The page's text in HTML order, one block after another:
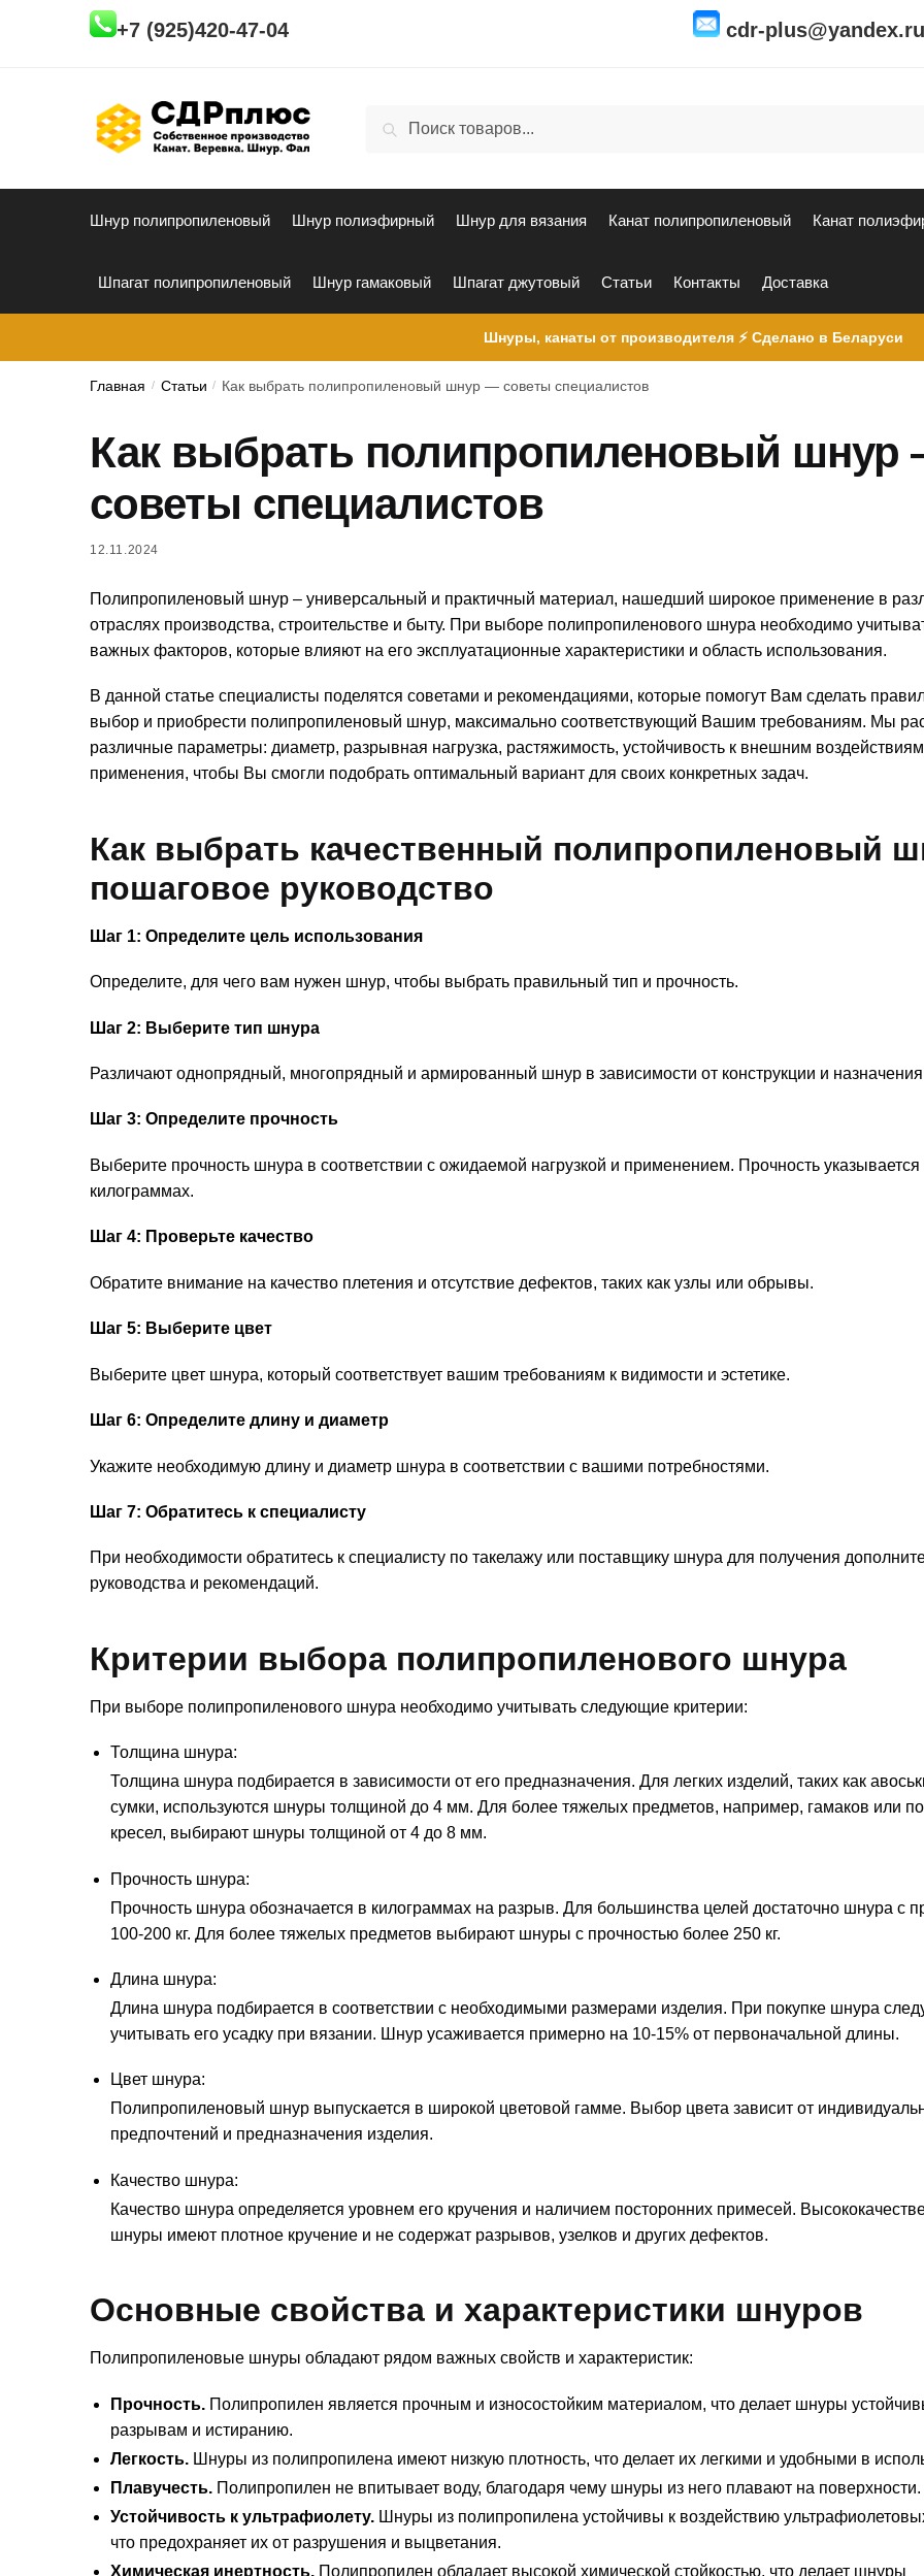
+7 (925)420-47-04 cdr-plus@yandex.ru
Поиск
Шнур полипропиленовый Шнур полиэфирный Шнур для вязания Канат полипропиленовый Канат
Шпагат полипропиленовый Шнур гамаковый Шпагат джутовый Статьи Контакты Доставка
Шнуры, канаты от производителя ⚡ Сделано в Беларуси
Главная / Статьи / Как выбрать полипропиленовый шнур — советы специалистов
Как выбрать полипропиленовый шнур
советы специалистов
12.11.2024
Полипропиленовый шнур – универсальный и практичный материал, нашедший широкое применение в
отраслях производства, строительстве и быту. При выборе полипропиленового шнура необходимо
важных факторов, которые влияют на его эксплуатационные характеристики и область использования.
В данной статье специалисты поделятся советами и рекомендациями, которые помогут Вам сделать
выбор и приобрести полипропиленовый шнур, максимально соответствующий Вашим требованиям. Мы
различные параметры: диаметр, разрывная нагрузка, растяжимость, устойчивость к внешним
применения, чтобы Вы смогли подобрать оптимальный вариант для своих конкретных задач.
Как выбрать качественный полипропиленовый
пошаговое руководство
Шаг 1: Определите цель использования
Определите, для чего вам нужен шнур, чтобы выбрать правильный тип и прочность.
Шаг 2: Выберите тип шнура
Различают однопрядный, многопрядный и армированный шнур в зависимости от конструкции и
Шаг 3: Определите прочность
Выберите прочность шнура в соответствии с ожидаемой нагрузкой и применением. Прочность указывается
килограммах.
Шаг 4: Проверьте качество
Обратите внимание на качество плетения и отсутствие дефектов, таких как узлы или обрывы.
Шаг 5: Выберите цвет
Выберите цвет шнура, который соответствует вашим требованиям к видимости и эстетике.
Шаг 6: Определите длину и диаметр
Укажите необходимую длину и диаметр шнура в соответствии с вашими потребностями.
Шаг 7: Обратитесь к специалисту
При необходимости обратитесь к специалисту по такелажу или поставщику шнура для получения
руководства и рекомендаций.
Критерии выбора полипропиленового шнура
При выборе полипропиленового шнура необходимо учитывать следующие критерии:
Толщина шнура:
Толщина шнура подбирается в зависимости от его предназначения. Для легких изделий, таких как
сумки, используются шнуры толщиной до 4 мм. Для более тяжелых предметов, например, гамаков или
кресел, выбирают шнуры толщиной от 4 до 8 мм.
Прочность шнура:
Прочность шнура обозначается в килограммах на разрыв. Для большинства целей достаточно шнура с
100-200 кг. Для более тяжелых предметов выбирают шнуры с прочностью более 250 кг.
Длина шнура:
Длина шнура подбирается в соответствии с необходимыми размерами изделия. При покупке шнура
учитывать его усадку при вязании. Шнур усаживается примерно на 10-15% от первоначальной длины.
Цвет шнура:
Полипропиленовый шнур выпускается в широкой цветовой гамме. Выбор цвета зависит от
предпочтений и предназначения изделия.
Качество шнура:
Качество шнура определяется уровнем его кручения и наличием посторонних примесей.
шнуры имеют плотное кручение и не содержат разрывов, узелков и других дефектов.
Основные свойства и характеристики шнуров
Полипропиленовые шнуры обладают рядом важных свойств и характеристик:
Прочность. Полипропилен является прочным и износостойким материалом, что делает шнуры
разрывам и истиранию.
Легкость. Шнуры из полипропилена имеют низкую плотность, что делает их легкими и удобными в
Плавучесть. Полипропилен не впитывает воду, благодаря чему шнуры из него плавают на поверхности.
Устойчивость к ультрафиолету. Шнуры из полипропилена устойчивы к воздействию
что предохраняет их от разрушения и выцветания.
Химическая инертность. Полипропилен обладает высокой химической стойкостью, что делает шнуры